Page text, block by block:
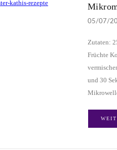
05/07/
Zutaten:
Früchte
und 30